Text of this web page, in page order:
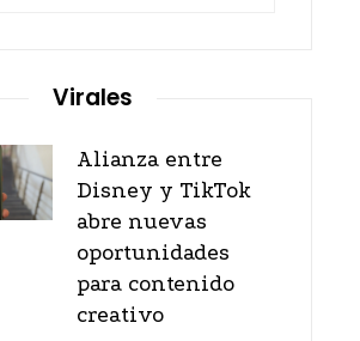
Virales
Alianza entre
Disney y TikTok
abre nuevas
oportunidades
para contenido
creativo